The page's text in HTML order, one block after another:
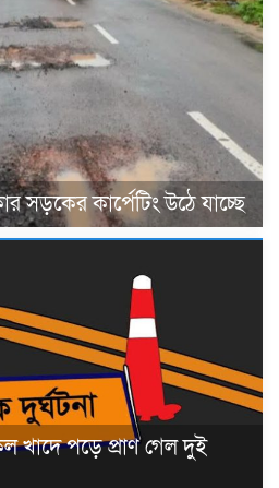
সড়কের কার্পেটিং উঠে যাচ্ছে
খাদে পড়ে প্রাণ গেল দুই